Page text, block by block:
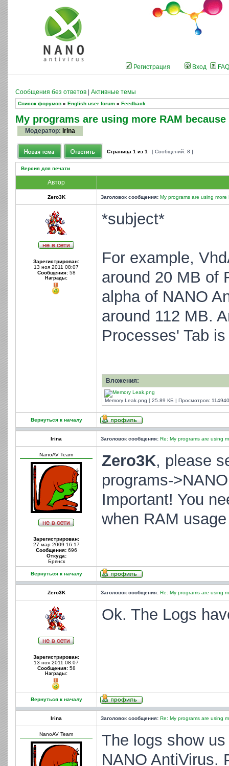
Регистрация Вход FAQ
Сообщения без ответов Активные темы
Список форумов » English user forum » Feedback
My programs are using more RAM
Модератор: Irina
Страница 1 из 1 [ Сообщений: 8 ]
Версия для печати
Автор
Zero3K Заголовок сообщения: My programs are using
Зарегистрирован:
13 ноя 2011 08:07
Сообщения:58
Награды:
*subject*
For example,
around 20 MB of
alpha of NANO
around 112 MB.
Processes' Tab
Вложения:
Memory Leak.png [ 25.89 КБ | Просмотров:
Вернуться к началу
Irina Заголовок сообщения: Re: My programs are using
NanoAV Team
Зарегистрирован:
27 мар 2009 16:17
Сообщения:696
Откуда:
Брянск
Zero3K, please
programs-
Important! You
when RAM
Вернуться к началу
Zero3K Заголовок сообщения: Re: My programs are using
Зарегистрирован:
13 ноя 2011 08:07
Сообщения:58
Награды:
Ok. The Logs
Вернуться к началу
Irina Заголовок сообщения: Re: My programs are using
NanoAV Team
The logs show
NANO AntiVirus.